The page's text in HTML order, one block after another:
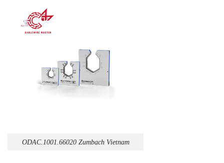
ODAC.1001.66020 Zumbach Vietnam